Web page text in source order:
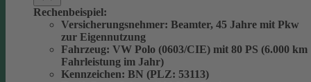
Rechenbeispiel:
Versicherungsnehmer: Beamter, 45 Jahre mit Pkw
zur Eigennutzung
Fahrzeug: VW Polo (0603/CIE) mit 80 PS (6.000 km
Fahrleistung im Jahr)
Kennzeichen: BN (PLZ: 53113)